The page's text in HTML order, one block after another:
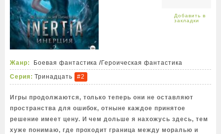
Жанр: Боевая фантастика /Героическая фантастика
Серия: Тринадцать #2
Игры продолжаются, только теперь они не оставляют
пространства для ошибок, отныне каждое принятое
решение имеет цену. И чем дольше я нахожусь здесь, тем
хуже понимаю, где проходит граница между моралью и